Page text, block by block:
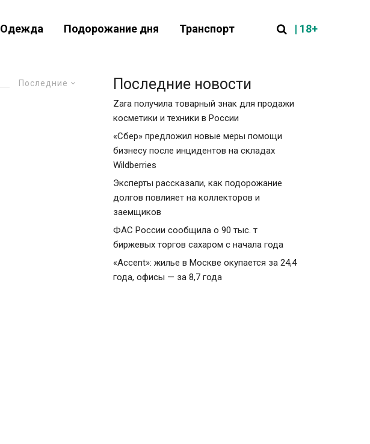
Одежда Подорожание дня Транспорт | 18+
Последние Последние новости
Zara получила товарный знак для продажи
косметики и техники в России
«Сбер» предложил новые меры помощи
бизнесу после инцидентов на складах
Wildberries
Эксперты рассказали, как подорожание
долгов повлияет на коллекторов и
заемщиков
ФАС России сообщила о 90 тыс. т
биржевых торгов сахаром с начала года
«Accent»: жилье в Москве окупается за 24,4
года, офисы — за 8,7 года